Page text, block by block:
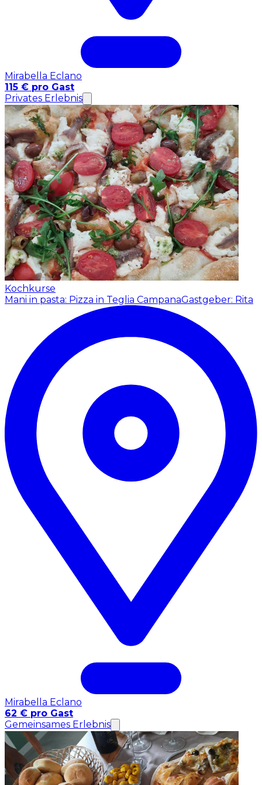
Mirabella Eclano
115 € pro Gast
Privates Erlebnis
Kochkurse
Mani in pasta: Pizza in Teglia CampanaGastgeber: Rita
Mirabella Eclano
62 € pro Gast
Gemeinsames Erlebnis